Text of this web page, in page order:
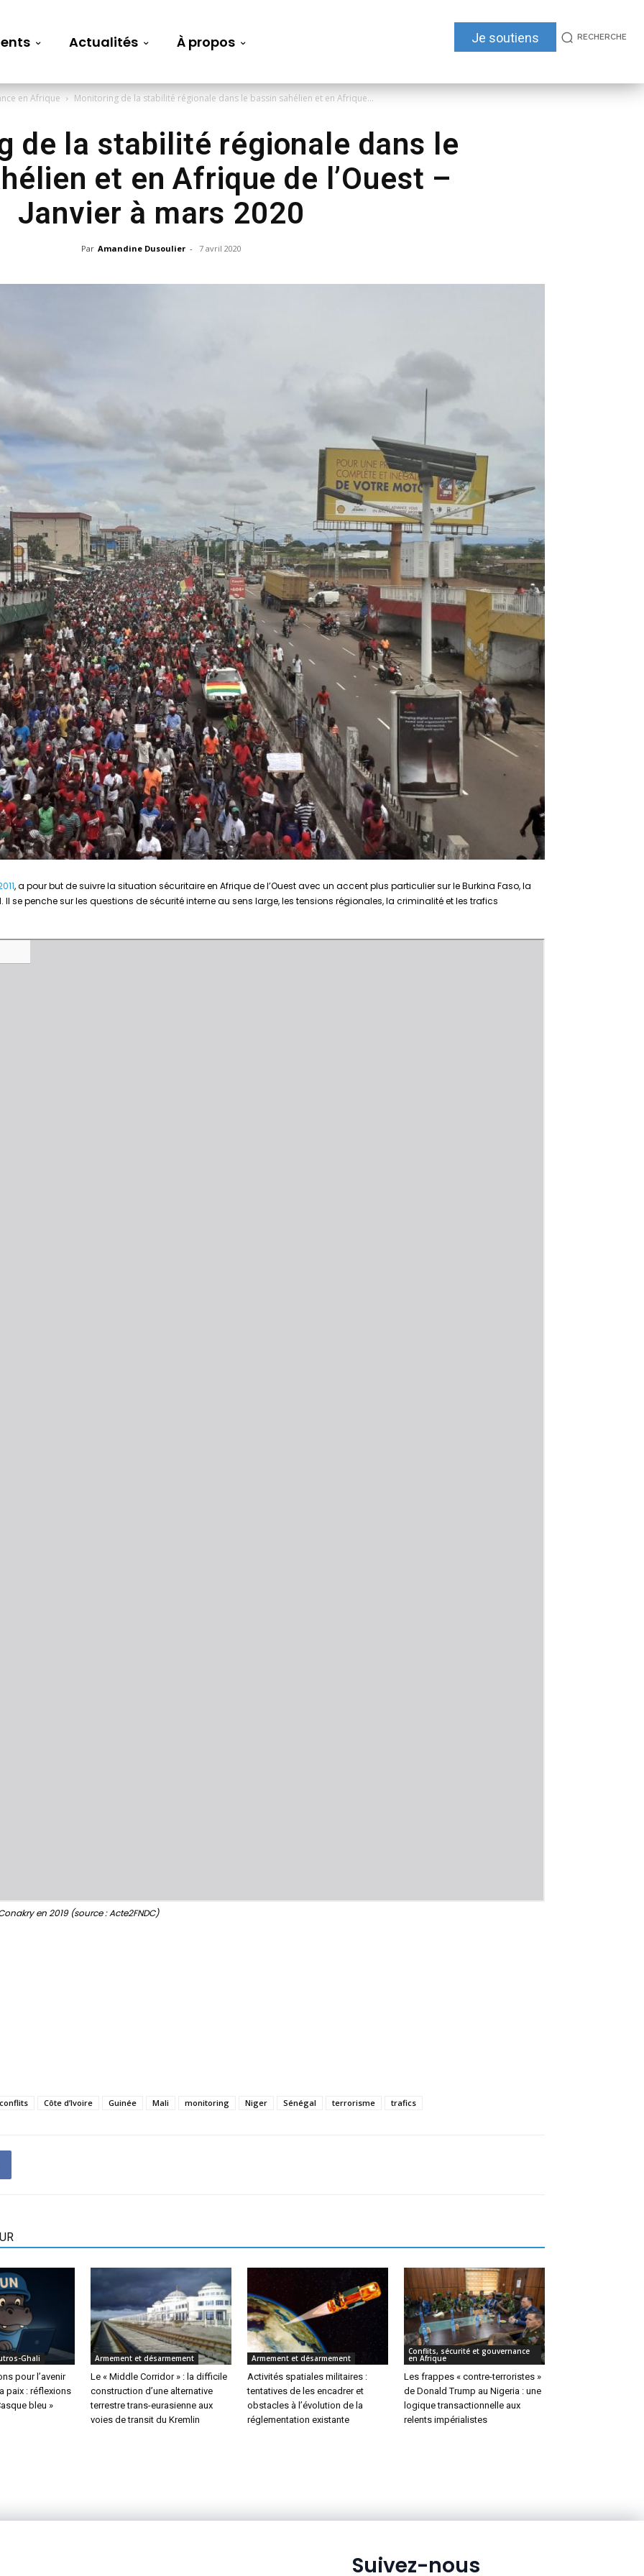
Actualités À propos Je soutiens RECHERCHE
en Afrique Monitoring de la stabilité régionale dans le bassin sahélien et en Afrique...
de la stabilité régionale dans le
et en Afrique de l’Ouest –
Janvier à mars 2020
Par Amandine Dusoulier - 7 avril 2020
, a pour but de suivre la situation sécuritaire en Afrique de l’Ouest avec un accent plus particulier sur le Burkina Faso, la
Il se penche sur les questions de sécurité interne au sens large, les tensions régionales, la criminalité et les trafics
en 2019 (source : Acte2FNDC)
conflits Côte d’Ivoire Guinée Mali monitoring Niger Sénégal terrorisme trafics
Ghali
pour l’avenir
paix : réflexions
bleu »
Armement et désarmement
Le « Middle Corridor » : la difficile
construction d’une alternative
terrestre trans-eurasienne aux
voies de transit du Kremlin
Armement et désarmement
Activités spatiales militaires :
tentatives de les encadrer et
obstacles à l’évolution de la
réglementation existante
Conflits, sécurité et gouvernance
en Afrique
Les frappes « contre-terroristes »
de Donald Trump au Nigeria : une
logique transactionnelle aux
relents impérialistes
Suivez-nous